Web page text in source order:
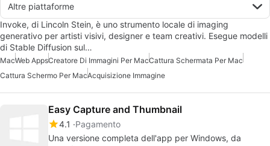
Altre piattaforme
Invoke, di Lincoln Stein, è uno strumento locale di imaging
generativo per artisti visivi, designer e team creativi. Esegue modelli
di Stable Diffusion sul…
MacWeb AppsCreatore Di Immagini Per MacCattura Schermata Per Mac
Cattura Schermo Per MacAcquisizione Immagine
Easy Capture and Thumbnail
4.1
Pagamento
Una versione completa dell'app per Windows, da